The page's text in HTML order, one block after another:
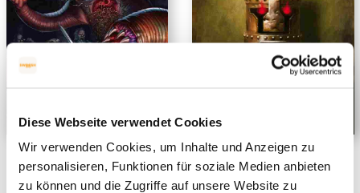
Diese Webseite verwendet Cookies
Wir verwenden Cookies, um Inhalte und Anzeigen zu
personalisieren, Funktionen für soziale Medien anbieten
zu können und die Zugriffe auf unsere Website zu